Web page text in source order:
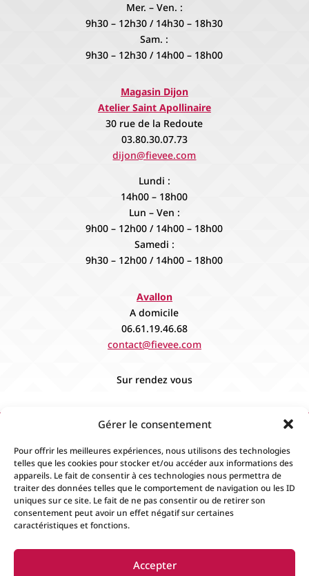
Gérer le consentement
Pour offrir les meilleures expériences, nous utilisons des technologies
telles que les cookies pour stocker et/ou accéder aux informations des
appareils. Le fait de consentir à ces technologies nous permettra de
traiter des données telles que le comportement de navigation ou les ID
uniques sur ce site. Le fait de ne pas consentir ou de retirer son
consentement peut avoir un effet négatif sur certaines
caractéristiques et fonctions.
Accepter
Mer. – Ven. :
9h30 – 12h30 / 14h30 – 18h30
Sam. :
9h30 – 12h30 / 14h00 – 18h00
Magasin Dijon
Atelier Saint Apollinaire
30 rue de la Redoute
03.80.30.07.73
dijon@fievee.com
Lundi :
14h00 – 18h00
Lun – Ven :
9h00 – 12h00 / 14h00 – 18h00
Samedi :
9h30 – 12h00 / 14h00 – 18h00
Avallon
A domicile
06.61.19.46.68
contact@fievee.com
Sur rendez vous
Accueil Contact Boutique
Événements
Mentions Légales
Conditions générales de